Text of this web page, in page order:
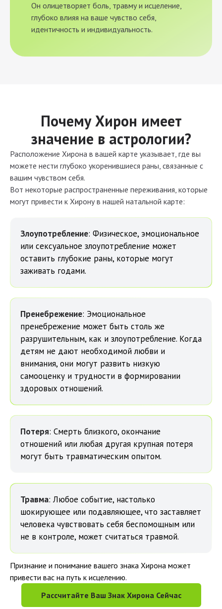
Он олицетворяет боль, травму и исцеление,
глубоко влияя на ваше чувство себя,
идентичность и индивидуальность.
Почему Хирон имеет
значение в астрологии?
Расположение Хирона в вашей карте указывает, где вы
можете нести глубоко укоренившиеся раны, связанные с
вашим чувством себя.
Вот некоторые распространенные переживания, которые
могут привести к Хирону в нашей натальной карте:
Злоупотребление: Физическое, эмоциональное
или сексуальное злоупотребление может
оставить глубокие раны, которые могут
заживать годами.
Пренебрежение: Эмоциональное
пренебрежение может быть столь же
разрушительным, как и злоупотребление. Когда
детям не дают необходимой любви и
внимания, они могут развить низкую
самооценку и трудности в формировании
здоровых отношений.
Потеря: Смерть близкого, окончание
отношений или любая другая крупная потеря
могут быть травматическим опытом.
Травма: Любое событие, настолько
шокирующее или подавляющее, что заставляет
человека чувствовать себя беспомощным или
не в контроле, может считаться травмой.
Признание и понимание вашего знака Хирона может
привести вас на путь к исцелению.
Рассчитайте Ваш Знак Хирона Сейчас